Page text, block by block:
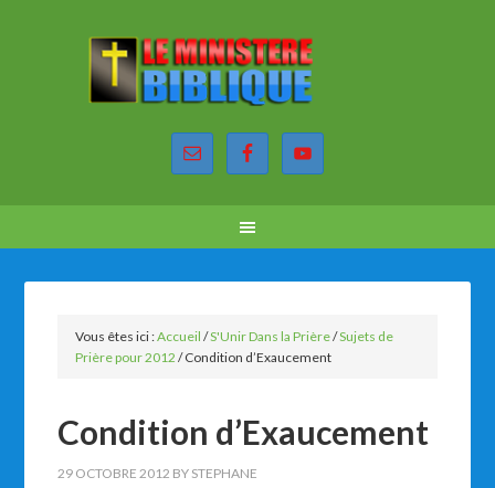
Vous êtes ici :Accueil /S'Unir Dans la Prière/Sujets de
Prière pour 2012 /Condition d’Exaucement
Condition d’Exaucement
29 OCTOBRE 2012 BY STEPHANE